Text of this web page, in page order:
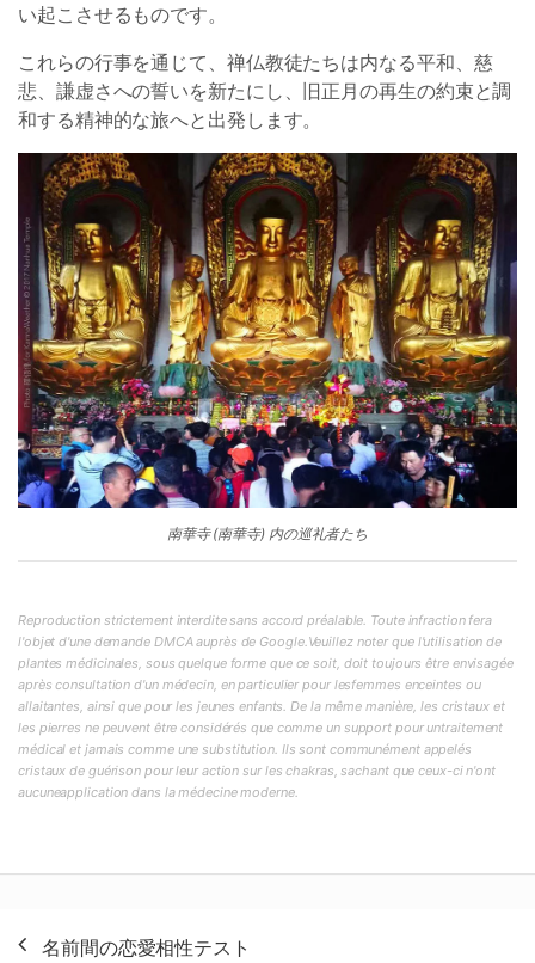
い起こさせるものです。
これらの行事を通じて、禅仏教徒たちは内なる平和、慈
悲、謙虚さへの誓いを新たにし、旧正月の再生の約束と調
和する精神的な旅へと出発します。
南華寺 (南華寺) 内の巡礼者たち
Reproduction strictement interdite sans accord préalable. Toute infraction fera
l'objet d'une demande DMCA auprès de Google.Veuillez noter que l'utilisation de
plantes médicinales, sous quelque forme que ce soit, doit toujours être envisagée
après consultation d'un médecin, en particulier pour lesfemmes enceintes ou
allaitantes, ainsi que pour les jeunes enfants. De la même manière, les cristaux et
les pierres ne peuvent être considérés que comme un support pour untraitement
médical et jamais comme une substitution. Ils sont communément appelés
cristaux de guérison pour leur action sur les chakras, sachant que ceux-ci n'ont
aucuneapplication dans la médecine moderne.
名前間の恋愛相性テスト